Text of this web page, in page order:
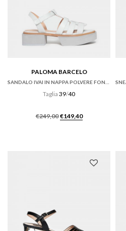
PALOMA BARCELO
Taglia 39/40
€249,00 Il
€149,40Il